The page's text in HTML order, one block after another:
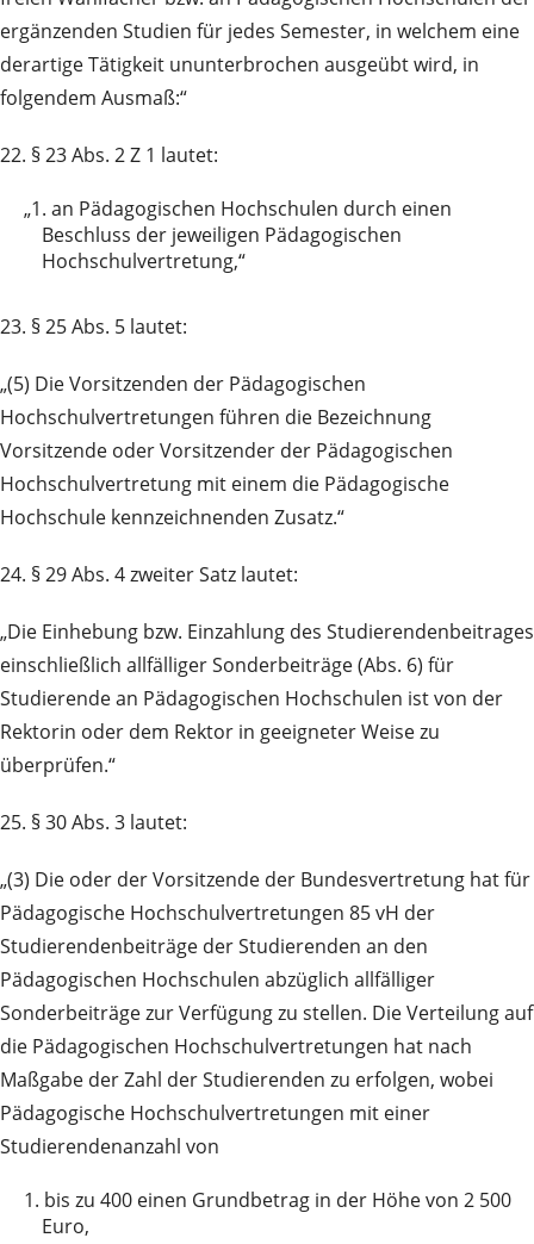
ergänzenden Studien für jedes Semester, in welchem eine
derartige Tätigkeit ununterbrochen ausgeübt wird, in
folgendem Ausmaß:“
22. § 23 Abs. 2 Z 1 lautet:
„1. an Pädagogischen Hochschulen durch einen
Beschluss der jeweiligen Pädagogischen
Hochschulvertretung,“
23. § 25 Abs. 5 lautet:
„(5) Die Vorsitzenden der Pädagogischen
Hochschulvertretungen führen die Bezeichnung
Vorsitzende oder Vorsitzender der Pädagogischen
Hochschulvertretung mit einem die Pädagogische
Hochschule kennzeichnenden Zusatz.“
24. § 29 Abs. 4 zweiter Satz lautet:
„Die Einhebung bzw. Einzahlung des Studierendenbeitrages
einschließlich allfälliger Sonderbeiträge (Abs. 6) für
Studierende an Pädagogischen Hochschulen ist von der
Rektorin oder dem Rektor in geeigneter Weise zu
überprüfen.“
25. § 30 Abs. 3 lautet:
„(3) Die oder der Vorsitzende der Bundesvertretung hat für
Pädagogische Hochschulvertretungen 85 vH der
Studierendenbeiträge der Studierenden an den
Pädagogischen Hochschulen abzüglich allfälliger
Sonderbeiträge zur Verfügung zu stellen. Die Verteilung auf
die Pädagogischen Hochschulvertretungen hat nach
Maßgabe der Zahl der Studierenden zu erfolgen, wobei
Pädagogische Hochschulvertretungen mit einer
Studierendenanzahl von
1. bis zu 400 einen Grundbetrag in der Höhe von 2 500
Euro,